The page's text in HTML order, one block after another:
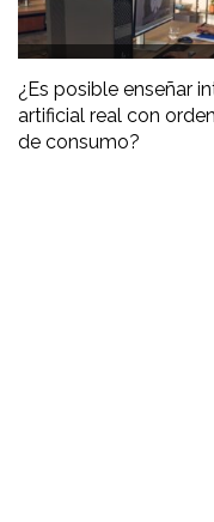
¿Es posible enseñar
artificial real con
de consumo?